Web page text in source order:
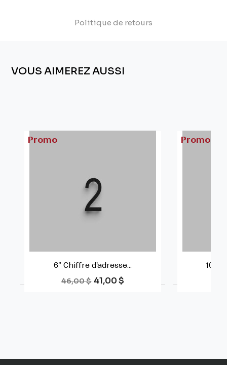
Politique de retours
VOUS AIMEREZ AUSSI
6" Chiffre d'adresse...
Prix de base
46,00 $ Prix
41,00 $
Promo
10"
Promo